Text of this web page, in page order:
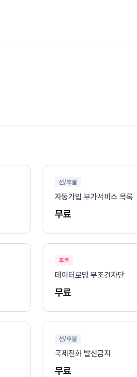
선/후불
자동가입 부가서비스 목록
무료
후불
데이터로밍 무조건차단
무료
선/후불
국제전화 발신금지
무료